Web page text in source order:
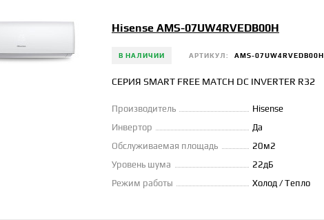
Hisense AMS-07UW4RVEDB00H
В НАЛИЧИИ АРТИКУЛ: AMS-07UW4RVEDB00H
СЕРИЯ SMART FREE MATCH DC INVERTER R32
Производитель
Hisense
Инвертор
Да
Обслуживаемая площадь
20м2
Уровень шума
22дБ
Режим работы
Холод / Тепло